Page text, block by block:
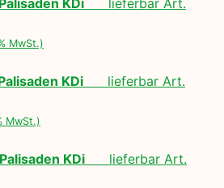
MwSt.)
KDi lieferbar Art.
MwSt.)
KDi lieferbar Art.